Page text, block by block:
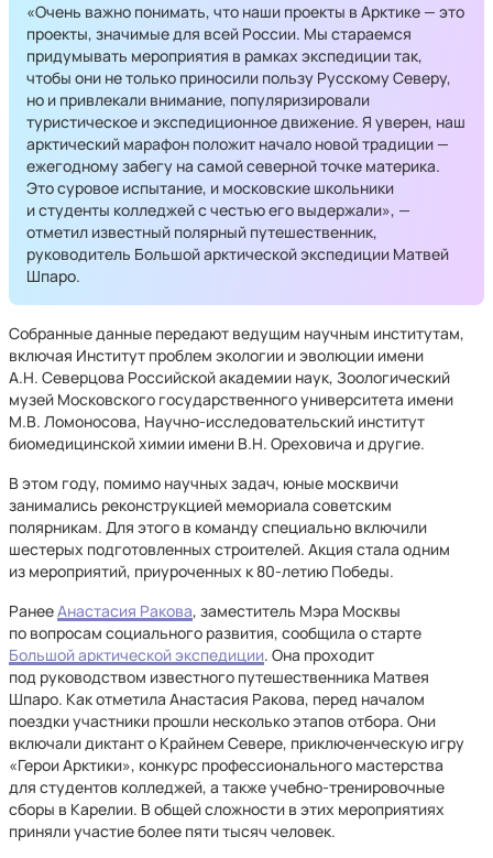
«Очень важно понимать, что наши проекты в Арктике — это
проекты, значимые для всей России. Мы стараемся
придумывать мероприятия в рамках экспедиции так,
чтобы они не только приносили пользу Русскому Северу,
но и привлекали внимание, популяризировали
туристическое и экспедиционное движение. Я уверен, наш
арктический марафон положит начало новой традиции —
ежегодному забегу на самой северной точке материка.
Это суровое испытание, и московские школьники
и студенты колледжей с честью его выдержали», —
отметил известный полярный путешественник,
руководитель Большой арктической экспедиции Матвей
Шпаро.
Собранные данные передают ведущим научным институтам,
включая Институт проблем экологии и эволюции имени
А.Н. Северцова Российской академии наук, Зоологический
музей Московского государственного университета имени
М.В. Ломоносова, Научно-исследовательский институт
биомедицинской химии имени В.Н. Ореховича и другие.
В этом году, помимо научных задач, юные москвичи
занимались реконструкцией мемориала советским
полярникам. Для этого в команду специально включили
шестерых подготовленных строителей. Акция стала одним
из мероприятий, приуроченных к 80-летию Победы.
РанееАнастасия Ракова, заместитель Мэра Москвы
по вопросам социального развития, сообщила о старте
Большой арктической экспедиции. Она проходит
под руководством известного путешественника Матвея
Шпаро. Как отметила Анастасия Ракова, перед началом
поездки участники прошли несколько этапов отбора. Они
включали диктант о Крайнем Севере, приключенческую игру
«Герои Арктики», конкурс профессионального мастерства
для студентов колледжей, а также учебно-тренировочные
сборы в Карелии. В общей сложности в этих мероприятиях
приняли участие более пяти тысяч человек.